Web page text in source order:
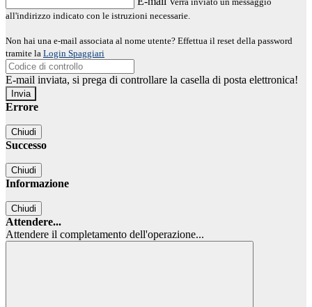
all'indirizzo indicato con le istruzioni necessarie.
Non hai una e-mail associata al nome utente? Effettua il reset della password
tramite la Login Spaggiari
E-mail inviata, si prega di controllare la casella di posta elettronica!
Errore
Chiudi
Successo
Chiudi
Informazione
Chiudi
Attendere...
Attendere il completamento dell'operazione...